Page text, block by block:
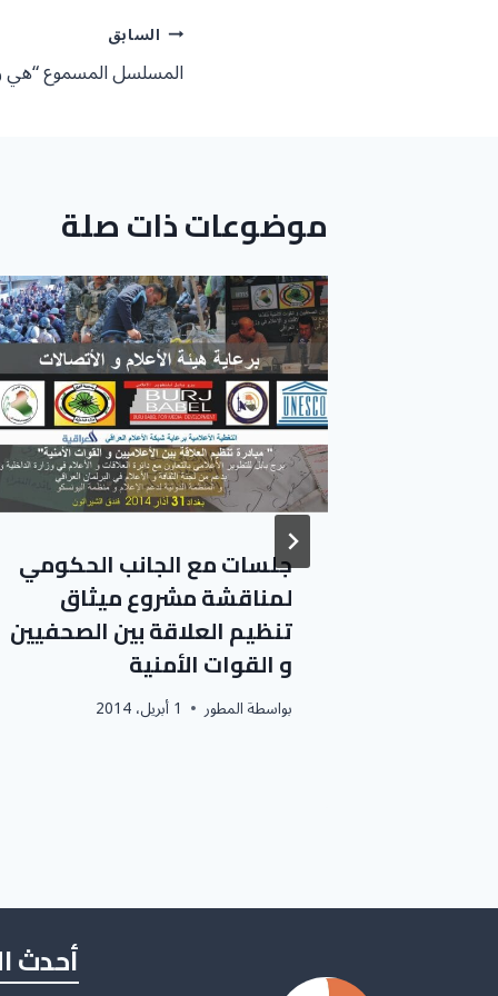
تصفّح
المقالات
السابق
المسلسل المسموع “هي
موضوعات ذات صلة
جلسات مع الجانب الحكومي
لمناقشة مشروع ميثاق
تنظيم العلاقة بين الصحفيين
و القوات الأمنية
بواسطةالمطور 1 أبريل، 2014
أحدث